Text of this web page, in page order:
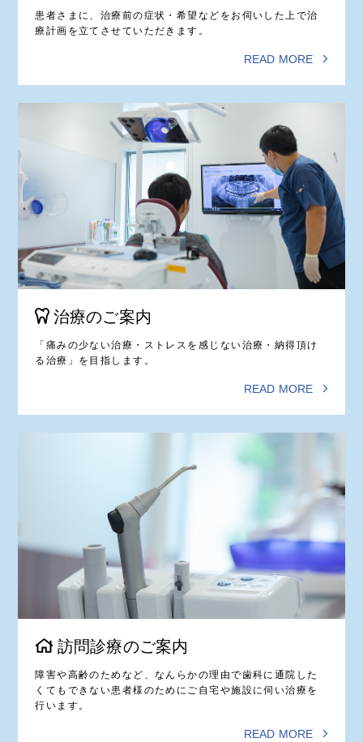
患者さまに、治療前の症状・希望などをお伺いした上で治
療計画を立てさせていただきます。
READ MORE
治療のご案内
「痛みの少ない治療・ストレスを感じない治療・納得頂け
る治療」を目指します。
READ MORE
訪問診療のご案内
障害や高齢のためなど、なんらかの理由で歯科に通院した
くてもできない患者様のためにご自宅や施設に伺い治療を
行います。
READ MORE